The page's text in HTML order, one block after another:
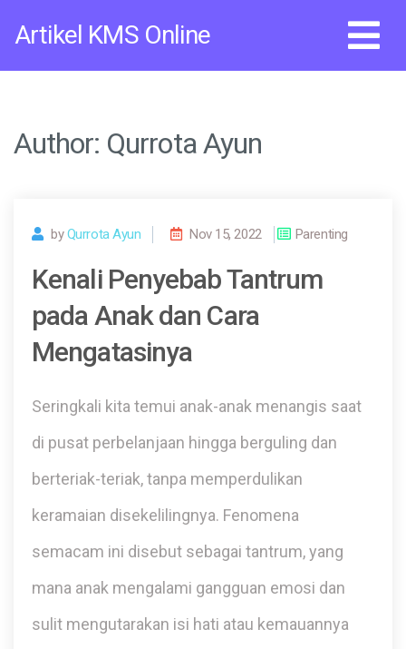
Artikel KMS Online
Author: Qurrota Ayun
byQurrota Ayun Nov 15, 2022 Parenting
Kenali Penyebab Tantrum
pada Anak dan Cara
Mengatasinya
Seringkali kita temui anak-anak menangis saat
di pusat perbelanjaan hingga berguling dan
berteriak-teriak, tanpa memperdulikan
keramaian disekelilingnya. Fenomena
semacam ini disebut sebagai tantrum, yang
mana anak mengalami gangguan emosi dan
sulit mengutarakan isi hati atau kemauannya